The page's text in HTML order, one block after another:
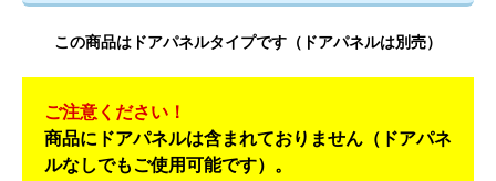
この商品はドアパネルタイプです（ドアパネルは別売）
ご注意ください！
商品にドアパネルは含まれておりません（ドアパネ
ルなしでもご使用可能です）。